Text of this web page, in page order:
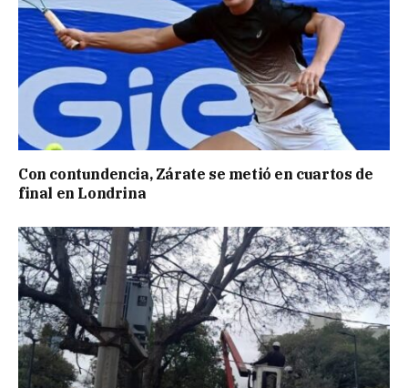
Con contundencia, Zárate se metió en cuartos de
final en Londrina